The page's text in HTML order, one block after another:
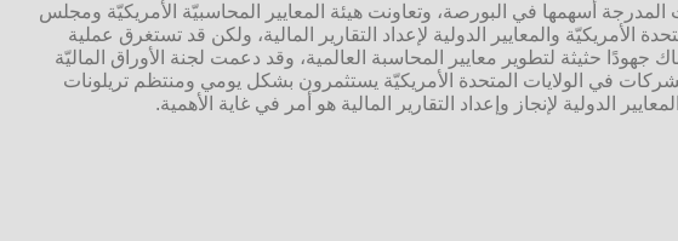
الماليّة لجميع الشركات المدرجة أسهمها في البورصة، وتعاونت هيئة المعايير المحاسبيّة الأمريكيّة ومجلس
والمعايير الدولية لإعداد التقارير المالية، ولكن قد تستغرق عملية
حثيثة لتطوير معايير المحاسبة العالمية، وقد دعمت لجنة الأوراق الماليّة
في الولايات المتحدة الأمريكيّة يستثمرون بشكل يومي ومنتظم تريلونات
الدولية لإنجاز وإعداد التقارير المالية هو أمر في غاية الأهمية.